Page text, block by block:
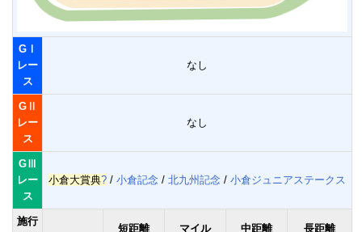
GⅠ
レー
ス
なし
GⅡ
レー
ス
なし
GⅢ
レー
ス
小倉大賞典? / 小倉記念 / 北九州記念 / 小倉ジュニアステークス
施行
短距離 マイル 中距離 長距離